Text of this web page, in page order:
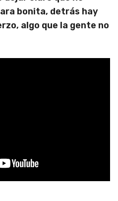
bonita, detrás hay
algo que la gente no